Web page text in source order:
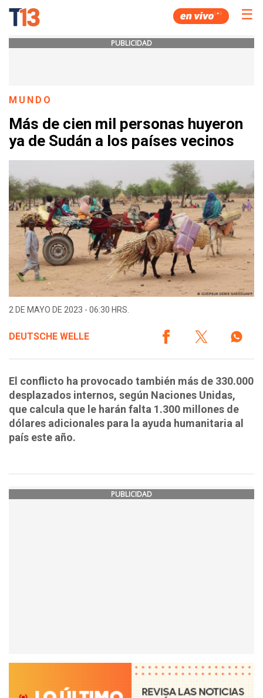
☰
PUBLICIDAD
MUNDO
Más de cien mil personas huyeron
ya de Sudán a los países vecinos
2 DE MAYO DE 2023 - 06:30 HRS.
DEUTSCHE WELLE
El conflicto ha provocado también más de 330.000
desplazados internos, según Naciones Unidas,
que calcula que le harán falta 1.300 millones de
dólares adicionales para la ayuda humanitaria al
país este año.
PUBLICIDAD